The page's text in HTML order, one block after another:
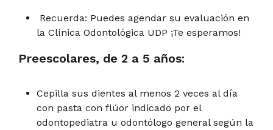
Recuerda: Puedes agendar su evaluación en
la Clínica Odontológica UDP ¡Te esperamos!
Preescolares, de 2 a 5 años:
Cepilla sus dientes al menos 2 veces al día
con pasta con flúor indicado por el
odontopediatra u odontólogo general según la